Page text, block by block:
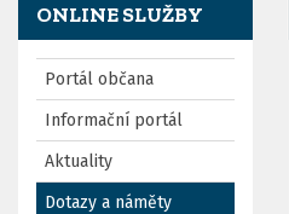
ONLINE SLUŽBY
Portál občana
Informační portál
Aktuality
Dotazy a náměty